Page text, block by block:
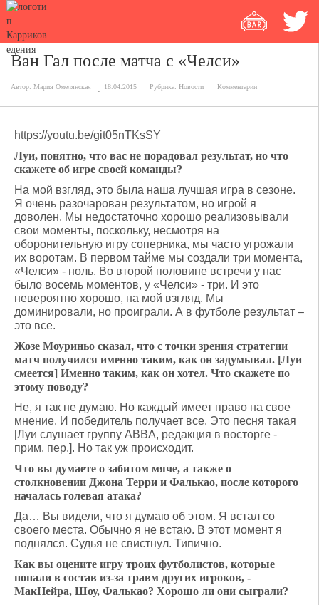
Ван Гал после матча с «Челси»
Автор: Мария Омелянская 18.04.2015 Рубрика: Новости Комментарии
https://youtu.be/git05nTKsSY
Луи, понятно, что вас не порадовал результат, но что
скажете об игре своей команды?
На мой взгляд, это была наша лучшая игра в сезоне.
Я очень разочарован результатом, но игрой я
доволен. Мы недостаточно хорошо реализовывали
свои моменты, поскольку, несмотря на
оборонительную игру соперника, мы часто угрожали
их воротам. В первом тайме мы создали три момента,
«Челси» - ноль. Во второй половине встречи у нас
было восемь моментов, у «Челси» - три. И это
невероятно хорошо, на мой взгляд. Мы
доминировали, но проиграли. А в футболе результат –
это все.
Жозе Моуриньо сказал, что с точки зрения стратегии
матч получился именно таким, как он задумывал. [Луи
смеется] Именно таким, как он хотел. Что скажете по
этому поводу?
Не, я так не думаю. Но каждый имеет право на свое
мнение. И победитель получает все. Это песня такая
[Луи слушает группу ABBA, редакция в восторге -
прим. пер.]. Но так уж происходит.
Что вы думаете о забитом мяче, а также о
столкновении Джона Терри и Фалькао, после которого
началась голевая атака?
Да… Вы видели, что я думаю об этом. Я встал со
своего места. Обычно я не встаю. В этот момент я
поднялся. Судья не свистнул. Типично.
Как вы оцените игру троих футболистов, которые
попали в состав из-за травм других игроков, -
МакНейра, Шоу, Фалькао? Хорошо ли они сыграли?